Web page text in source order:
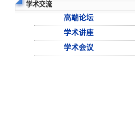
学术交流
高端论坛
学术讲座
学术会议